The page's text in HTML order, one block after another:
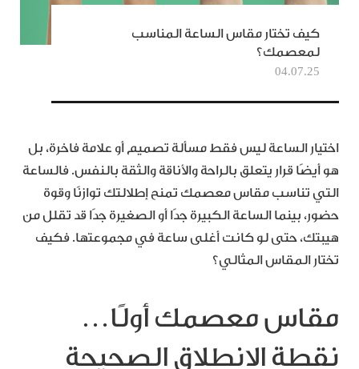
كيف تختار مقاس الساعة المناسب
لمعصمك؟
04.07.25
اختيار الساعة ليس فقط مسألة تصميم أو علامة فاخرة، بل
هو أيضًا قرار يتعلق بالراحة والأناقة والثقة بالنفس. فالساعة
التي تناسب مقاس معصمك تمنح إطلالتك توازنًا وقوة
حضور، بينما الساعة الكبيرة جدًا أو الصغيرة جدًا قد تقلل من
هيبتك، حتى لو كانت أغلى ساعة في مجموعتها. فكيف
تختار المقاس المثالي؟
مقاس معصمك أولًا…
نقطة الانطلاق الصحيحة